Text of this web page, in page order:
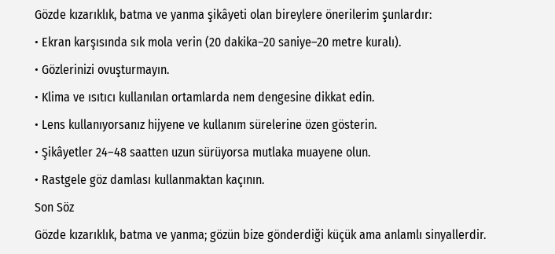
Gözde kızarıklık, batma ve yanma şikâyeti olan bireylere önerilerim şunlardır:
• Ekran karşısında sık mola verin (20 dakika–20 saniye–20 metre kuralı).
• Gözlerinizi ovuşturmayın.
• Klima ve ısıtıcı kullanılan ortamlarda nem dengesine dikkat edin.
• Lens kullanıyorsanız hijyene ve kullanım sürelerine özen gösterin.
• Şikâyetler 24–48 saatten uzun sürüyorsa mutlaka muayene olun.
• Rastgele göz damlası kullanmaktan kaçının.
Son Söz
Gözde kızarıklık, batma ve yanma; gözün bize gönderdiği küçük ama anlamlı sinyallerdir.